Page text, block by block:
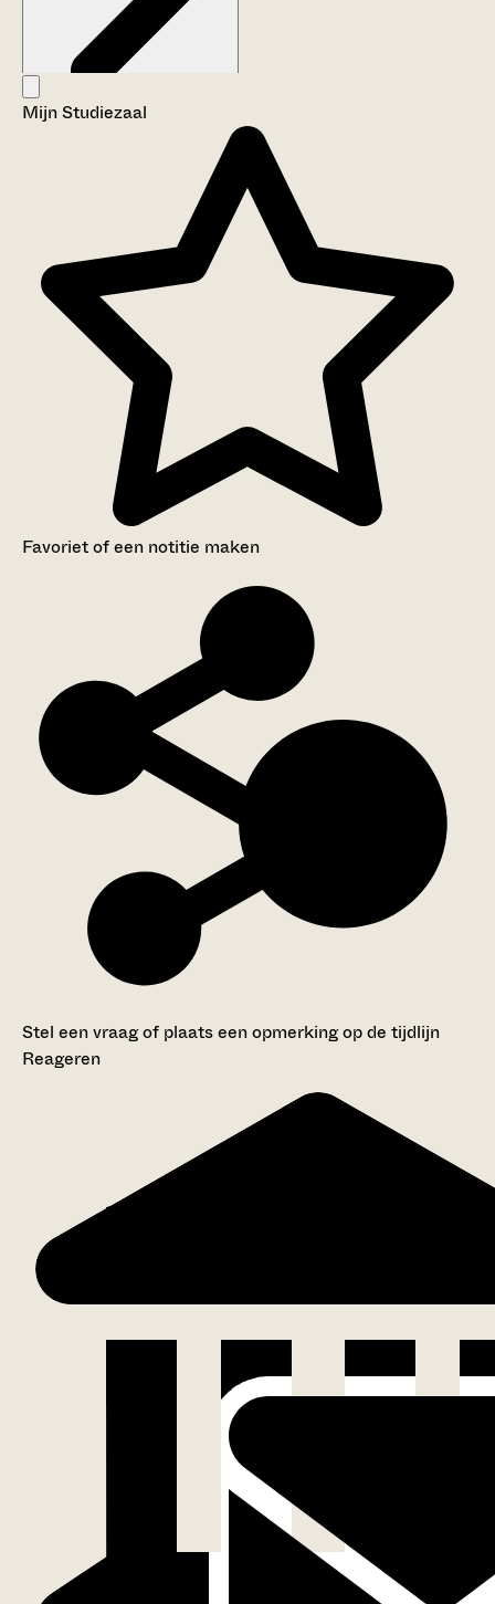
Aanwijzingen voor de gebruiker
Mijn Studiezaal
Favoriet of een notitie maken
Stel een vraag of plaats een opmerking op de tijdlijn
Reageren